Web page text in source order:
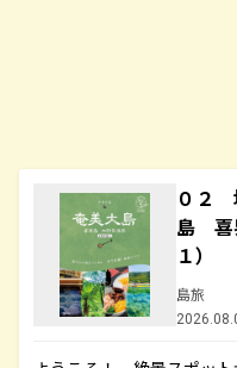
０２
島 喜
１）
島旅